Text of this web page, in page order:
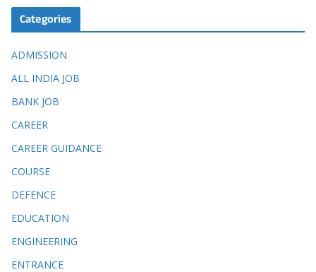
Categories
ADMISSION
ALL INDIA JOB
BANK JOB
CAREER
CAREER GUIDANCE
COURSE
DEFENCE
EDUCATION
ENGINEERING
ENTRANCE